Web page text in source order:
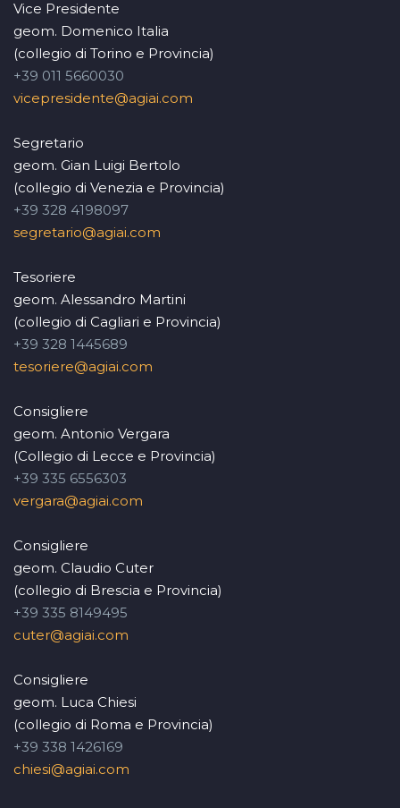
Vice Presidente
geom. Domenico Italia
(collegio di Torino e Provincia)
+39 011 5660030
vicepresidente@agiai.com
Segretario
geom. Gian Luigi Bertolo
(collegio di Venezia e Provincia)
+39 328 4198097
segretario@agiai.com
Tesoriere
geom. Alessandro Martini
(collegio di Cagliari e Provincia)
+39 328 1445689
tesoriere@agiai.com
Consigliere
geom. Antonio Vergara
(Collegio di Lecce e Provincia)
+39 335 6556303
vergara@agiai.com
Consigliere
geom. Claudio Cuter
(collegio di Brescia e Provincia)
+39 335 8149495
cuter@agiai.com
Consigliere
geom. Luca Chiesi
(collegio di Roma e Provincia)
+39 338 1426169
chiesi@agiai.com